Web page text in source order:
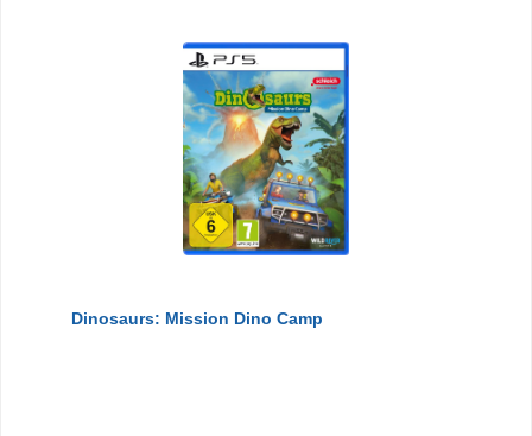
Dinosaurs: Mission Dino Camp